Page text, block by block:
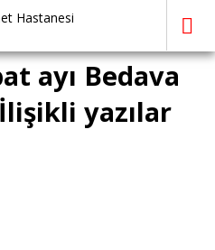
ayı Bedava
yazılar